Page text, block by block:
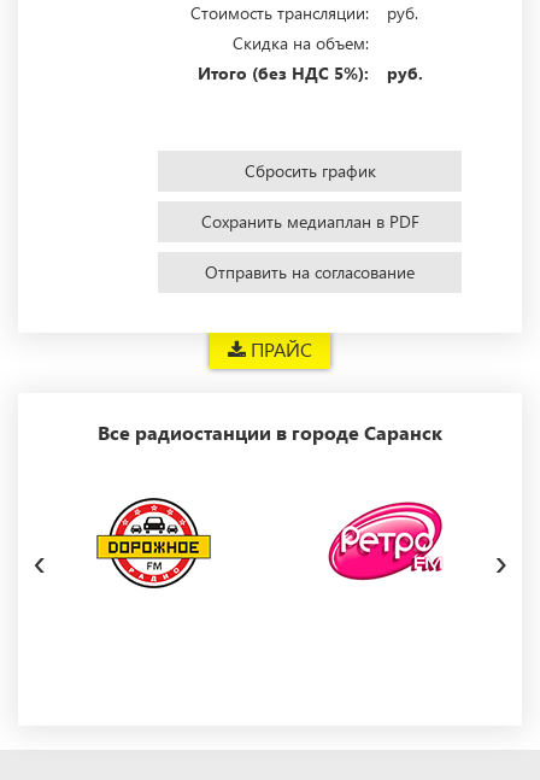
ПРАЙС
Стоимость трансляции:
руб.
Скидка на объем:
Итого (без НДС 5%):
руб.
Сбросить график
Сохранить медиаплан в PDF
Отправить на согласование
Все радиостанции в городе Саранск
‹ ›